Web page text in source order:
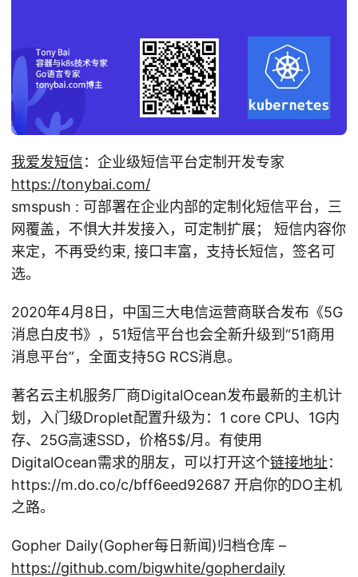
我爱发短信：企业级短信平台定制开发专家
https://tonybai.com/
smspush : 可部署在企业内部的定制化短信平台，三
网覆盖，不惧大并发接入，可定制扩展； 短信内容你
来定，不再受约束, 接口丰富，支持长短信，签名可
选。
2020年4月8日，中国三大电信运营商联合发布《5G
消息白皮书》，51短信平台也会全新升级到“51商用
消息平台”，全面支持5G RCS消息。
著名云主机服务厂商DigitalOcean发布最新的主机计
划，入门级Droplet配置升级为：1 core CPU、1G内
存、25G高速SSD，价格5$/月。有使用
DigitalOcean需求的朋友，可以打开这个链接地址：
https://m.do.co/c/bff6eed92687 开启你的DO主机
之路。
Gopher Daily(Gopher每日新闻)归档仓库 –
https://github.com/bigwhite/gopherdaily